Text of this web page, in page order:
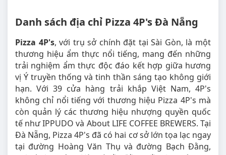
Danh sách địa chỉ Pizza 4P's Đà Nẵng
Pizza 4P's, với trụ sở chính đặt tại Sài Gòn, là một
thương hiệu ẩm thực nổi tiếng, mang đến những
trải nghiệm ẩm thực độc đáo kết hợp giữa hương
vị Ý truyền thống và tinh thần sáng tạo không giới
hạn. Với 39 cửa hàng trải khắp Việt Nam, 4P's
không chỉ nổi tiếng với thương hiệu Pizza 4P's mà
còn quản lý các thương hiệu nhượng quyền quốc
tế như IPPUDO và About LIFE COFFEE BREWERS. Tại
Đà Nẵng, Pizza 4P's đã có hai cơ sở lớn tọa lạc ngay
tại đường Hoàng Văn Thụ và đường Bạch Đằng,